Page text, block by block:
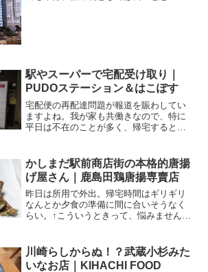
駅やスーパーで宅配受け取り｜
PUDOステーション＆はこぽす
宅配便の再配達問題が報道を賑わしてい
ますよね。我が家も共働きなので、特に
平日は不在のことが多く、帰宅すると郵
つのが宅配便の受け取りロッカー。今年
の春に新川崎駅の改札口を出...
かしまだ駅前商店街の本格的唐揚
げ屋さん｜鹿島田鶏唐揚専賣店
昨日は所用で外出。帰宅時間はギリギリ
なんとか夕食の準備に間に合いそうなく
らい。↑こういうときって、悩みません？
ろいろ考えながら鹿島田の駅前商店街を
歩いていて、ふと目に...
川崎らしからぬ！？武蔵小杉みた
いなお店｜KIHACHI FOOD